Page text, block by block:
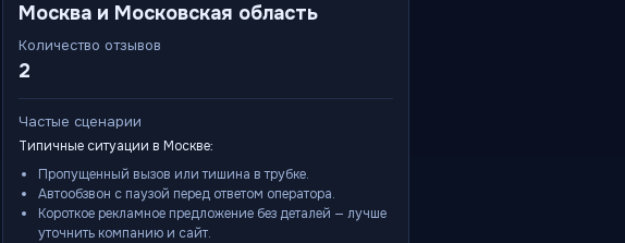
Москва и Московская область
Количество отзывов
2
Частые сценарии
Типичные ситуации в Москве:
Пропущенный вызов или тишина в трубке.
Автообзвон с паузой перед ответом оператора.
Короткое рекламное предложение без деталей — лучше
уточнить компанию и сайт.